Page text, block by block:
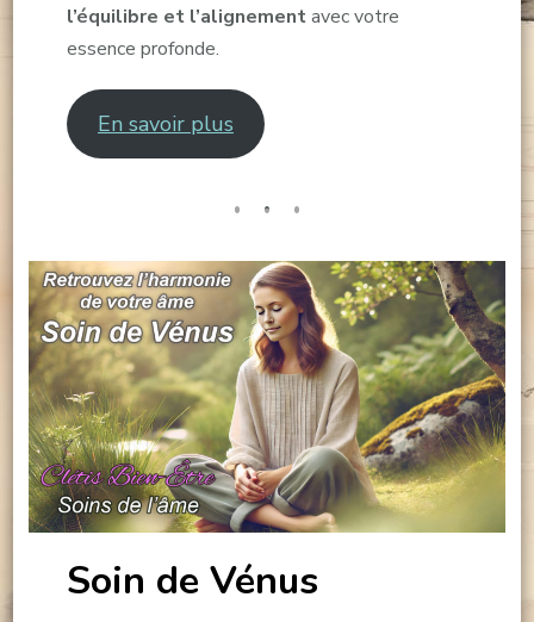
l’équilibre et l’alignementavec votre
essence profonde.
En savoir plus
Soin de Vénus